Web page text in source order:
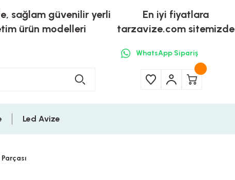
sağlam güvenilir yerli
ürün modelleri
En iyi fiyatlara
tarzavize.com sitemizde
WhatsApp Sipariş
Led Avize